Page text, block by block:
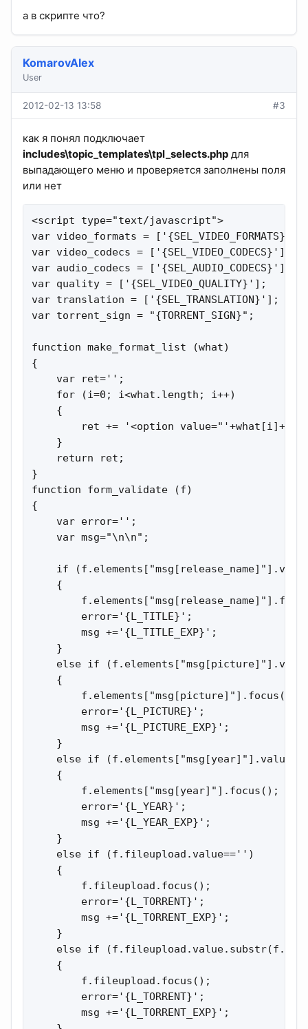
а в скрипте что?
KomarovAlex
User
2012-02-13 13:58 #3
как я понял подключает
includes\topic_templates\tpl_selects.php для
выпадающего меню и проверяется заполнены поля
или нет
<script type="text/javascript">
var video_formats = ['{SEL_VIDEO_FORMATS}'];
var video_codecs = ['{SEL_VIDEO_CODECS}'];
var audio_codecs = ['{SEL_AUDIO_CODECS}'];
var quality = ['{SEL_VIDEO_QUALITY}'];
var translation = ['{SEL_TRANSLATION}'];
var torrent_sign = "{TORRENT_SIGN}";
function make_format_list (what)
{
    var ret='';
    for (i=0; i<what.length; i++)
    {
ret += '<option
    }
    return ret;
}
function form_validate (f)
{
    var error='';
    var msg="\n\n";
if
    {
        error='{L_TITLE}';
        msg +='{L_TITLE_EXP}';
    }
else if
    {
        f.elements["msg[picture]"].focus();
        error='{L_PICTURE}';
        msg +='{L_PICTURE_EXP}';
    }
else if
    {
        f.elements["msg[year]"].focus();
        error='{L_YEAR}';
        msg +='{L_YEAR_EXP}';
    }
    else if (f.fileupload.value=='')
    {
        f.fileupload.focus();
        error='{L_TORRENT}';
        msg +='{L_TORRENT_EXP}';
    }
else if
    {
        f.fileupload.focus();
        error='{L_TORRENT}';
        msg +='{L_TORRENT_EXP}';